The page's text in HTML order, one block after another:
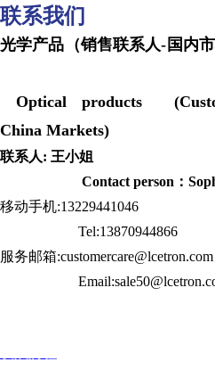
联系我们
光学产品（销售联
Optical products
China Markets)
联系人:
Contact person：
移动手机
Tel:13870944866
服务邮箱